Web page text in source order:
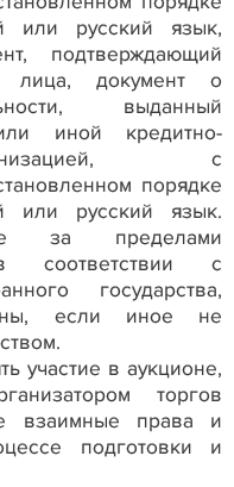
или русский язык,
подтверждающий
лица, документ о
выданный
иной кредитно-
с
порядке
или русский язык.
за пределами
соответствии с
государства,
если иное не
участие в аукционе,
торгов
взаимные права и
подготовки и